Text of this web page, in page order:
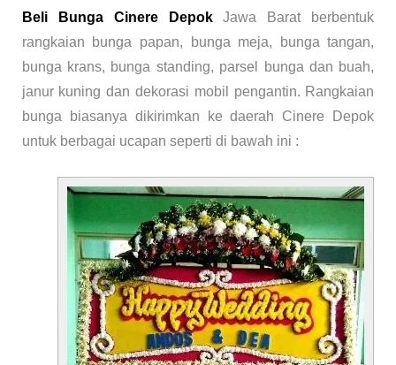
Beli Bunga Cinere DepokJawa Barat berbentuk
rangkaian bunga papan, bunga meja, bunga tangan,
bunga krans, bunga standing, parsel bunga dan buah,
janur kuning dan dekorasi mobil pengantin. Rangkaian
bunga biasanya dikirimkan ke daerah Cinere Depok
untuk berbagai ucapan seperti di bawah ini :